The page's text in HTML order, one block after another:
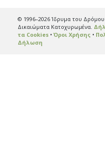
© 1996–2026 Ίδρυμα του
Δικαιώματα Κατοχυρωμένα.
τα Cookies•Όροι Χρήσης •
Δήλωση